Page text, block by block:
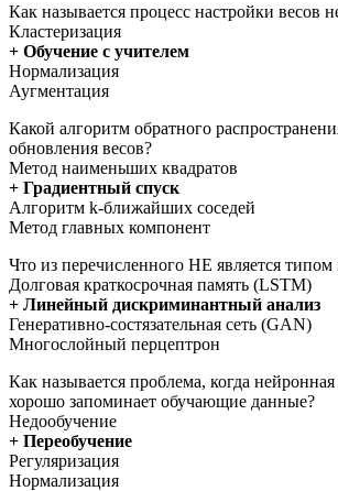
Как называется процесс настройки весов
Кластеризация
+ Обучение с учителем
Нормализация
Аугментация
Какой алгоритм обратного
обновления весов?
Метод наименьших квадратов
+ Градиентный спуск
Алгоритм k-ближайших соседей
Метод главных компонент
Что из перечисленного НЕ является
Долговая краткосрочная память (LSTM)
+ Линейный дискриминантный анализ
Генеративно-состязательная сеть (GAN)
Многослойный перцептрон
Как называется проблема, когда
хорошо запоминает обучающие данные?
Недообучение
+ Переобучение
Регуляризация
Нормализация